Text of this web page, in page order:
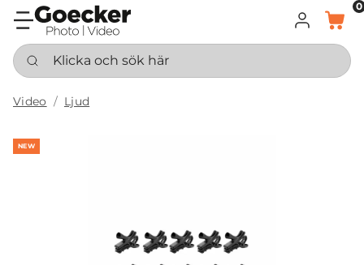
LOGGA IN
KORG
0
Klicka och sök här
Video Ljud
NEW